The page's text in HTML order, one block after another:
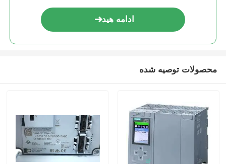
کنترل کیفیت
تماس با ما
قطعات PLC Omron
قطعات PLC آلن بردلی
ادامه هید
محصولات توصیه شده